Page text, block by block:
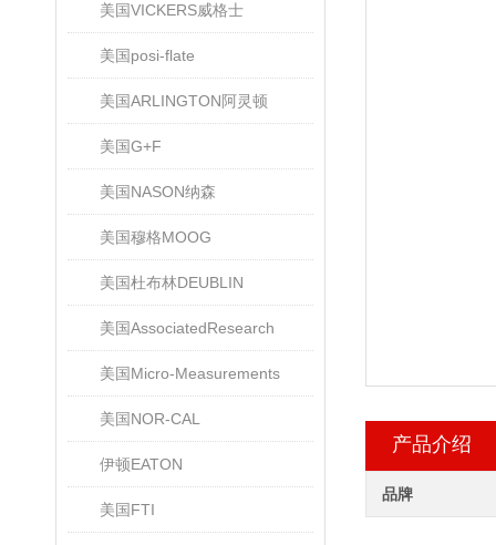
美国VICKERS威格士
美国posi-flate
美国ARLINGTON阿灵顿
美国G+F
美国NASON纳森
美国穆格MOOG
美国杜布林DEUBLIN
美国AssociatedResearch
美国Micro-Measurements
美国NOR-CAL
伊顿EATON
美国FTI
产品介绍
品牌